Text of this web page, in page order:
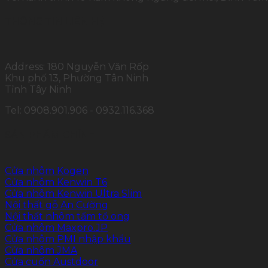
Address: 180 Nguyễn Văn Rốp
Khu phố 13, Phường Tân Ninh
Tỉnh Tây Ninh
Tel: 0908.901.906 - 0932.116.368
Cửa nhôm Kogen
Cửa nhôm Kenwin T6
Cửa nhôm Kenwin Ultra Slim
Nội thất gỗ An Cường
Nội thất nhôm tấm tổ ong
Cửa nhôm Maxpro.JP
Cửa nhôm PMI nhập khẩu
Cửa nhôm JMA
Cửa cuốn Austdoor